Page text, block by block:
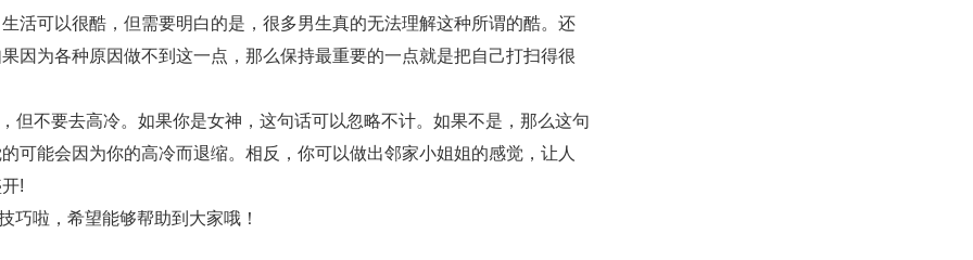
活可以很酷，但需要明白的是，很多男生真的无法理解这种所谓的酷。还
因为各种原因做不到这一点，那么保持最重要的一点就是把自己打扫得很
不要去高冷。如果你是女神，这句话可以忽略不计。如果不是，那么这句
可能会因为你的高冷而退缩。相反，你可以做出邻家小姐姐的感觉，让人
!
啦，希望能够帮助到大家哦！